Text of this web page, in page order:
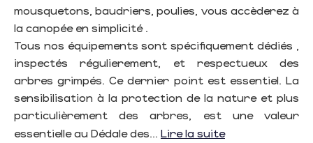
mousquetons, baudriers, poulies, vous accèderez à
la canopée en simplicité .
Tous nos équipements sont spécifiquement dédiés ,
inspectés régulierement, et respectueux des
arbres grimpés. Ce dernier point est essentiel. La
sensibilisation à la protection de la nature et plus
particulièrement des arbres, est une valeur
essentielle au Dédale des... Lire la suite